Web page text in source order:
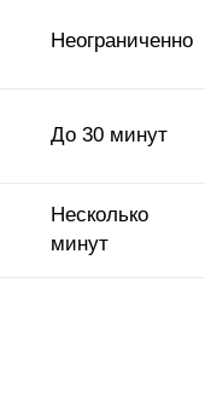
Неограниченно
До 30 минут
Несколько
минут